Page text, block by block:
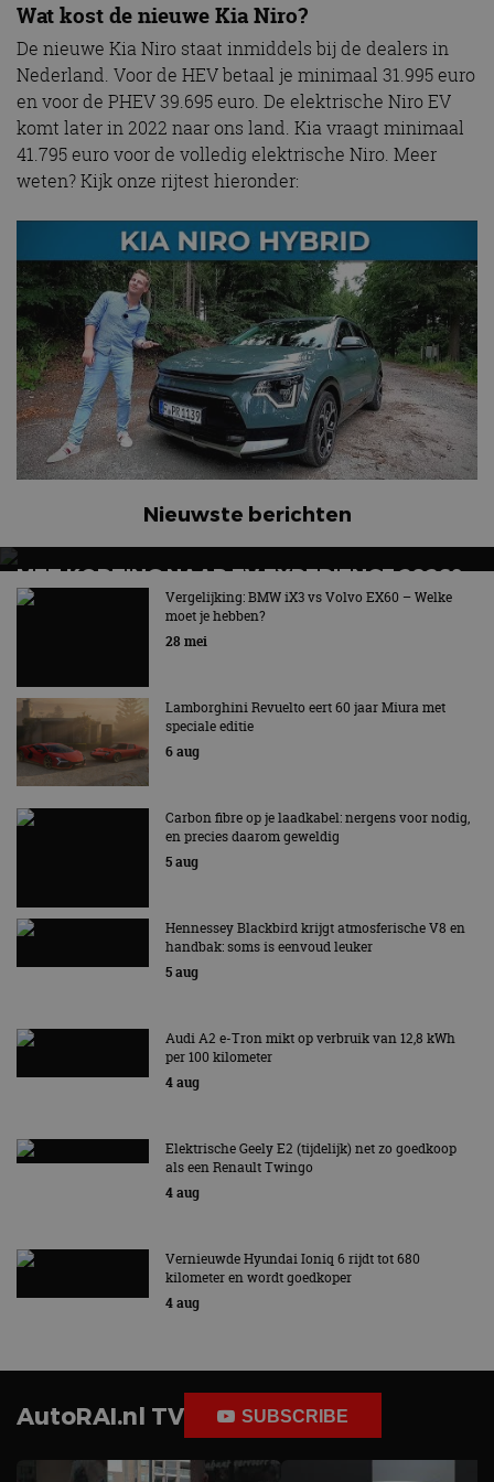
Wat kost de nieuwe Kia Niro?
De nieuwe Kia Niro staat inmiddels bij de dealers in
Nederland. Voor de HEV betaal je minimaal 31.995 euro
en voor de PHEV 39.695 euro. De elektrische Niro EV
komt later in 2022 naar ons land. Kia vraagt minimaal
41.795 euro voor de volledig elektrische Niro. Meer
weten? Kijk onze rijtest hieronder:
Nieuwste berichten
MET KORTING NAAR EV EXPERIENCE 2026?
AUTORAI REGELT HET!
EV Experience 2026 van 24 tot 26 september
Vergelijking: BMW iX3 vs Volvo EX60 – Welke
moet je hebben?
28 mei
Lamborghini Revuelto eert 60 jaar Miura met
speciale editie
6 aug
Carbon fibre op je laadkabel: nergens voor nodig,
en precies daarom geweldig
5 aug
Hennessey Blackbird krijgt atmosferische V8 en
handbak: soms is eenvoud leuker
5 aug
Audi A2 e-Tron mikt op verbruik van 12,8 kWh
per 100 kilometer
4 aug
Elektrische Geely E2 (tijdelijk) net zo goedkoop
als een Renault Twingo
4 aug
Vernieuwde Hyundai Ioniq 6 rijdt tot 680
kilometer en wordt goedkoper
4 aug
AutoRAI.nl TV SUBSCRIBE
_ga_SC6JKZPPKY
.autorai.nl
Google Analytics
om de sessiestatus
te behouden.
genoemde website
bezocht.